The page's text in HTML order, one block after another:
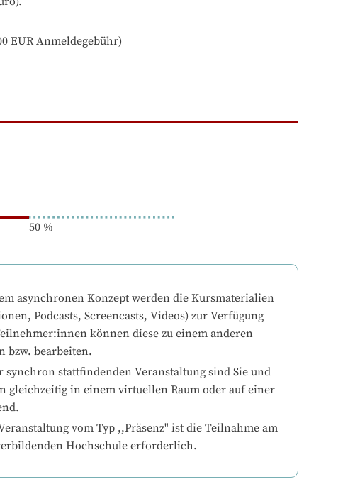
EUR Anmeldegebühr)
50%
asynchronen Konzept werden die Kursmaterialien
Podcasts, Screencasts, Videos) zur Verfügung
können diese zu einem anderen
bzw. bearbeiten.
synchron stattfindenden Veranstaltung sind Sie und
gleichzeitig in einem virtuellen Raum oder auf einer
vom Typ ,,Präsenz" ist die Teilnahme am
Hochschule erforderlich.